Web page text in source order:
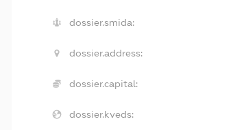
dossier.smida:
dossier.address:
dossier.capital:
dossier.kveds: